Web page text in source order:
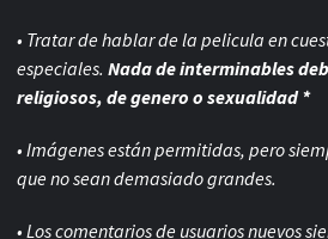
• Tratar de hablar de la pelicula en
especiales. Nada de interminables
religiosos, de genero o sexualidad *
• Imágenes están permitidas, pero
que no sean demasiado grandes.
• Los comentarios de usuarios nuevos